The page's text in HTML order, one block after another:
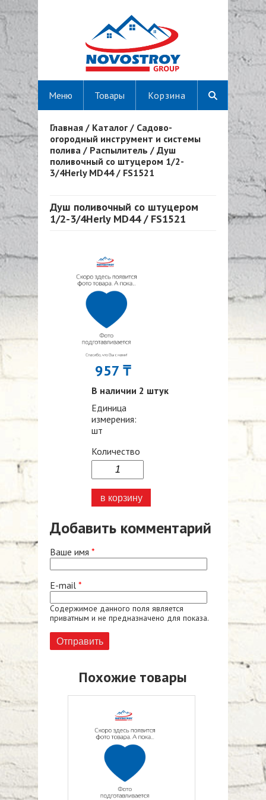
Корзина
Меню Товары
Вы здесь
Главная / Каталог / Садово-
огородный инструмент и системы
полива / Распылитель / Душ
поливочный со штуцером 1/2-
3/4Herly MD44 / FS1521
Душ поливочный со штуцером
1/2-3/4Herly MD44 / FS1521
957 ₸
В наличии 2 штук
Единица
измерения:
шт
Количество
Добавить комментарий
Ваше имя *
E-mail *
Содержимое данного поля является
приватным и не предназначено для показа.
Похожие товары